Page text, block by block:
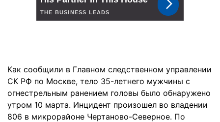
Как сообщили в Главном следственном управлении
СК РФ по Москве, тело 35-летнего мужчины с
огнестрельным ранением головы было обнаружено
утром 10 марта. Инцидент произошел во владении
806 в микрорайоне Чертаново-Северное. По